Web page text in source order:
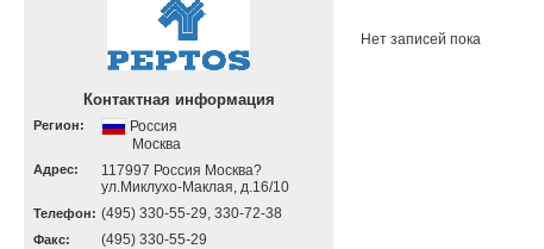
Контактная информация
Регион:
Россия
Москва
Адрес:
117997 Россия Москва?
ул.Миклухо-Маклая, д.16/10
Телефон: (495) 330-55-29, 330-72-38
Факс: (495) 330-55-29
Нет записей пока